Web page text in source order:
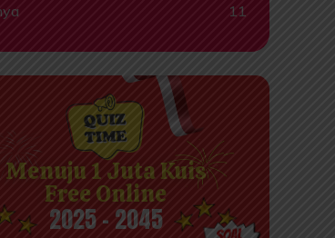
11
Menuju 1 Juta Kuis
Free Online
2025 - 2045